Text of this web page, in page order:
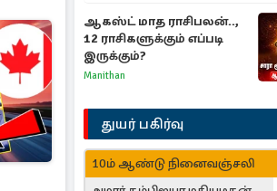
ஆகஸ்ட் மாத ராசிபலன்..,
12 ராசிகளுக்கும் எப்படி
இருக்கும்?
Manithan
துயர் பகிர்வு
10ம் ஆண்டு நினைவஞ்சலி